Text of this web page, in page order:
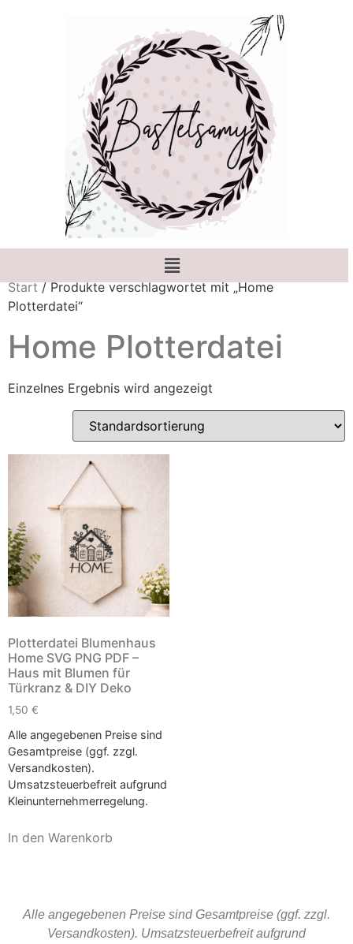
Start/ Produkte verschlagwortet mit „Home
Plotterdatei“
Home Plotterdatei
Einzelnes Ergebnis wird angezeigt
Plotterdatei Blumenhaus
Home SVG PNG PDF –
Haus mit Blumen für
Türkranz & DIY Deko
1,50 €
Alle angegebenen Preise sind
Gesamtpreise (ggf. zzgl.
Versandkosten).
Umsatzsteuerbefreit aufgrund
Kleinunternehmerregelung.
In den Warenkorb
Alle angegebenen Preise sind Gesamtpreise (ggf. zzgl.
Versandkosten). Umsatzsteuerbefreit aufgrund